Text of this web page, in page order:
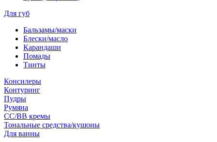
Для губ
Бальзамы/маски
Блески/масло
Карандаши
Помады
Тинты
Консилеры
Контуринг
Пудры
Румяна
СС/ВВ кремы
Тональные средства/кушоны
Для ванны